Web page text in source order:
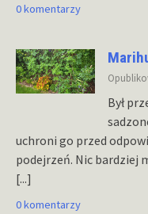
0 komentarzy
Był
uchroni go przed
podejrzeń. Nic bardziej
[...]
0 komentarzy